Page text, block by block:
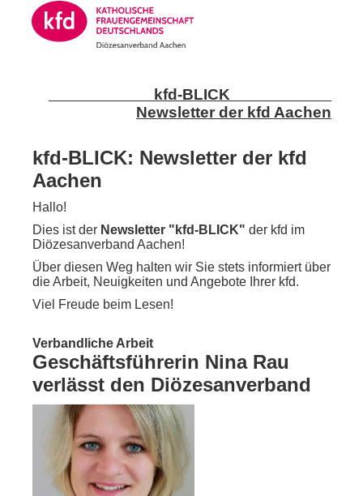
kfd-BLICK
Newsletter der kfd Aachen
kfd-BLICK: Newsletter der kfd
Aachen
Hallo!
Dies ist der Newsletter "kfd-BLICK" der kfd im
Diözesanverband Aachen!
Über diesen Weg halten wir Sie stets informiert über
die Arbeit, Neuigkeiten und Angebote Ihrer kfd.
Viel Freude beim Lesen!
Verbandliche Arbeit
Geschäftsführerin Nina Rau
verlässt den Diözesanverband